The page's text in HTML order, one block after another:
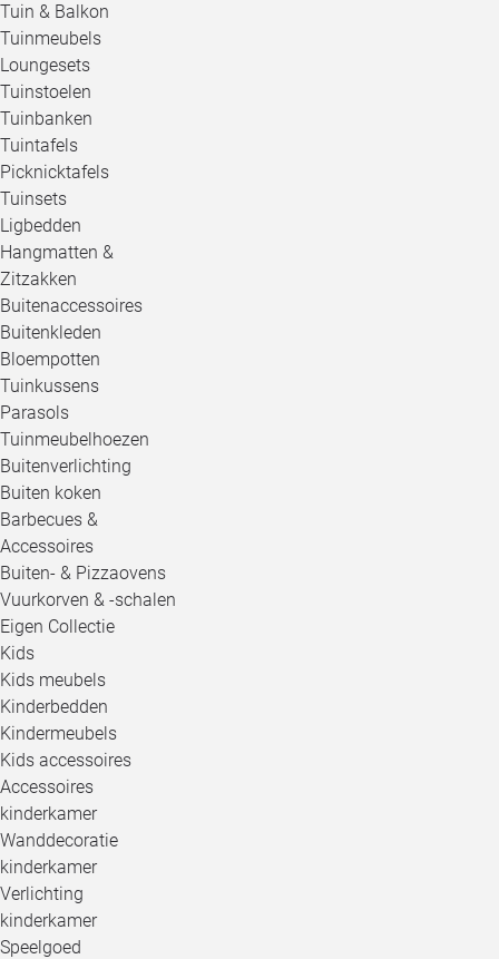
Tuin & Balkon
Tuinmeubels
Loungesets
Tuinstoelen
Tuinbanken
Tuintafels
Picknicktafels
Tuinsets
Ligbedden
Hangmatten &
Zitzakken
Buitenaccessoires
Buitenkleden
Bloempotten
Tuinkussens
Parasols
Tuinmeubelhoezen
Buitenverlichting
Buiten koken
Barbecues &
Accessoires
Buiten- & Pizzaovens
Vuurkorven & -schalen
Eigen Collectie
Kids
Kids meubels
Kinderbedden
Kindermeubels
Kids accessoires
Accessoires
kinderkamer
Wanddecoratie
kinderkamer
Verlichting
kinderkamer
Speelgoed